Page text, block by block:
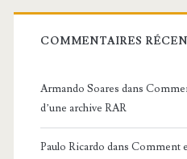
COMMENTAIRES
Armando Soares dans
d’une archive RAR
Paulo Ricardo dans Comment